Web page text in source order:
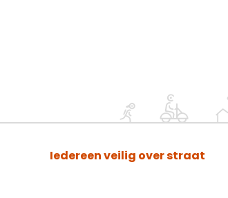
Iedereen veilig over straat